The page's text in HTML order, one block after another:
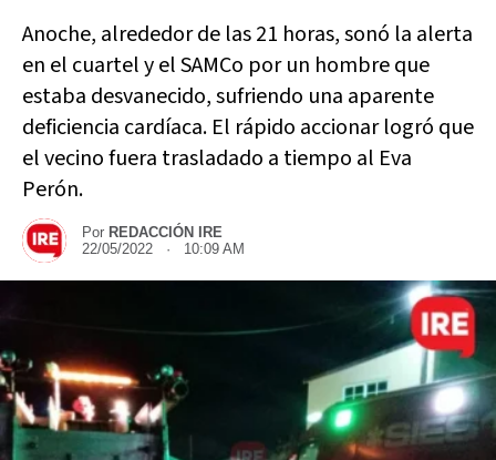
Anoche, alrededor de las 21 horas, sonó la alerta
en el cuartel y el SAMCo por un hombre que
estaba desvanecido, sufriendo una aparente
deficiencia cardíaca. El rápido accionar logró que
el vecino fuera trasladado a tiempo al Eva
Perón.
Por REDACCIÓN IRE
22/05/2022 · 10:09 AM